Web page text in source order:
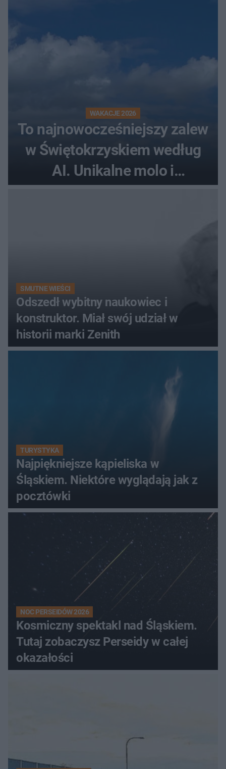
WAKACJE 2026
To najnowocześniejszy zalew
w Świętokrzyskiem według
AI. Unikalne molo i
promenada
SMUTNE WIEŚCI
Odszedł wybitny naukowiec i
konstruktor. Miał swój udział w
historii marki Zenith
TURYSTYKA
Najpiękniejsze kąpieliska w
Śląskiem. Niektóre wyglądają jak z
pocztówki
NOC PERSEIDÓW 2026
Kosmiczny spektakl nad Śląskiem.
Tutaj zobaczysz Perseidy w całej
okazałości